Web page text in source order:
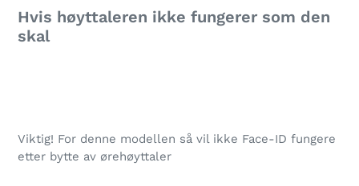
handlekurven
Hvis høyttaleren ikke fungerer som den
skal
Viktig! For denne modellen så vil ikke Face-ID fungere
etter bytte av ørehøyttaler